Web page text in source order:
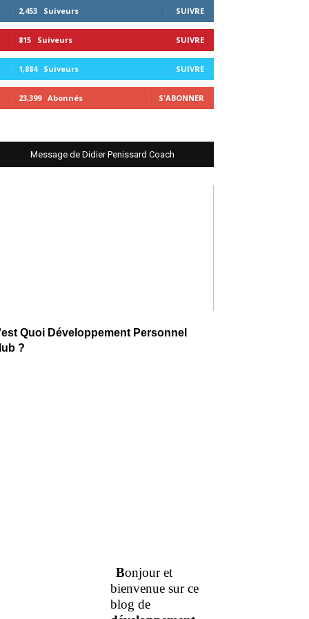
2,453 Suiveurs SUIVRE
815 Suiveurs SUIVRE
1,884 Suiveurs SUIVRE
23,399 Abonnés S'ABONNER
Message de Didier Penissard Coach
Quoi Développement Personnel
?
Bonjour et
bienvenue sur ce
blog de